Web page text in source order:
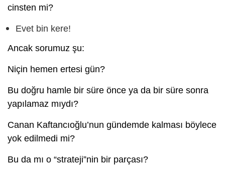
cinsten mi?
Evet bin kere!
Ancak sorumuz şu:
Niçin hemen ertesi gün?
Bu doğru hamle bir süre önce ya da bir süre sonra
yapılamaz mıydı?
Canan Kaftancıoğlu’nun gündemde kalması böylece
yok edilmedi mi?
Bu da mı o “strateji”nin bir parçası?